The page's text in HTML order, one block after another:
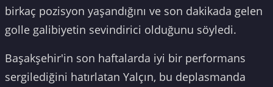
birkaç pozisyon yaşandığını ve son dakikada gelen
golle galibiyetin sevindirici olduğunu söyledi.
Başakşehir'in son haftalarda iyi bir performans
sergilediğini hatırlatan Yalçın, bu deplasmanda